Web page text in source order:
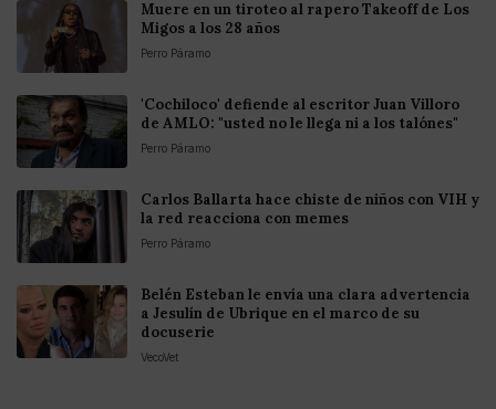
Muere en un tiroteo al rapero Takeoff de Los
Migos a los 28 años
Perro Páramo
'Cochiloco' defiende al escritor Juan Villoro
de AMLO: "usted no le llega ni a los talónes"
Perro Páramo
Carlos Ballarta hace chiste de niños con VIH y
la red reacciona con memes
Perro Páramo
Belén Esteban le envía una clara advertencia
a Jesulín de Ubrique en el marco de su
docuserie
VecoVet